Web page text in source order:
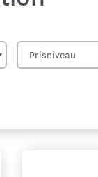
Prisniveau